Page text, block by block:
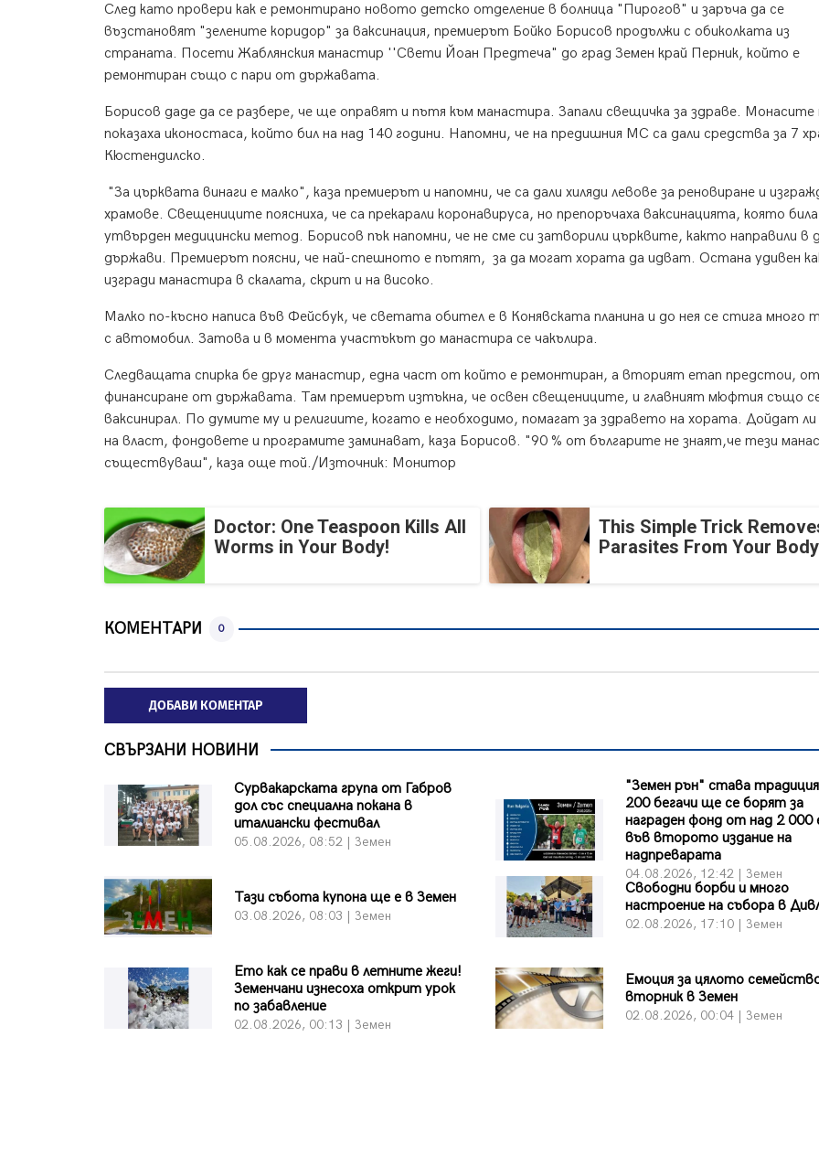
След като провери как е ремонтирано новото детско отделение в болница "Пирогов" и заръча да се
възстановят "зелените коридор" за ваксинация, премиерът Бойко Борисов продължи с обиколката из
страната. Посети Жаблянския манастир ''Свети Йоан Предтеча" до град Земен край Перник, който е
ремонтиран също с пари от държавата.
Борисов даде да се разбере, че ще оправят и пътя към манастира. Запали свещичка за здраве. Монасите
показаха иконостаса, който бил на над 140 години. Напомни, че на предишния МС са дали средства за 7
Кюстендилско.
"За църквата винаги е малко", каза премиерът и напомни, че са дали хиляди левове за реновиране и
храмове. Свещениците поясниха, че са прекарали коронавируса, но препоръчаха ваксинацията, която била
утвърден медицински метод. Борисов пък напомни, че не сме си затворили църквите, както направили в
държави. Премиерът поясни, че най-спешното е пътят, за да могат хората да идват. Остана удивен
изгради манастира в скалата, скрит и на високо.
Малко по-късно написа във Фейсбук, че светата обител е в Конявската планина и до нея се стига много
с автомобил. Затова и в момента участъкът до манастира се чакълира.
Следващата спирка бе друг манастир, една част от който е ремонтиран, а вторият етап предстои,
финансиране от държавата. Там премиерът изтъкна, че освен свещениците, и главният мюфтия също
ваксинирал. По думите му и религиите, когато е необходимо, помагат за здравето на хората. Дойдат
на власт, фондовете и програмите заминават, каза Борисов. "90 % от българите не знаят,че тези
съществуваш", каза още той./Източник: Монитор
Doctor: One Teaspoon Kills All
Worms in Your Body!
This Simple Trick
Parasites From Your
КОМЕНТАРИ 0
ДОБАВИ КОМЕНТАР
СВЪРЗАНИ НОВИНИ
Сурвакарската група от Габров
дол със специална покана в
италиански фестивал
05.08.2026, 08:52 | Земен
"Земен рън" става
200 бегачи ще се борят за
награден фонд от над 2 000
във второто издание на
надпреварата
04.08.2026, 12:42 | Земен
Тази събота купона ще е в Земен
03.08.2026, 08:03 | Земен
Свободни борби и много
настроение на събора в
02.08.2026, 17:10 | Земен
Ето как се прави в летните жеги!
Земенчани изнесоха открит урок
по забавление
02.08.2026, 00:13 | Земен
Емоция за цялото
вторник в Земен
02.08.2026, 00:04 | Земен